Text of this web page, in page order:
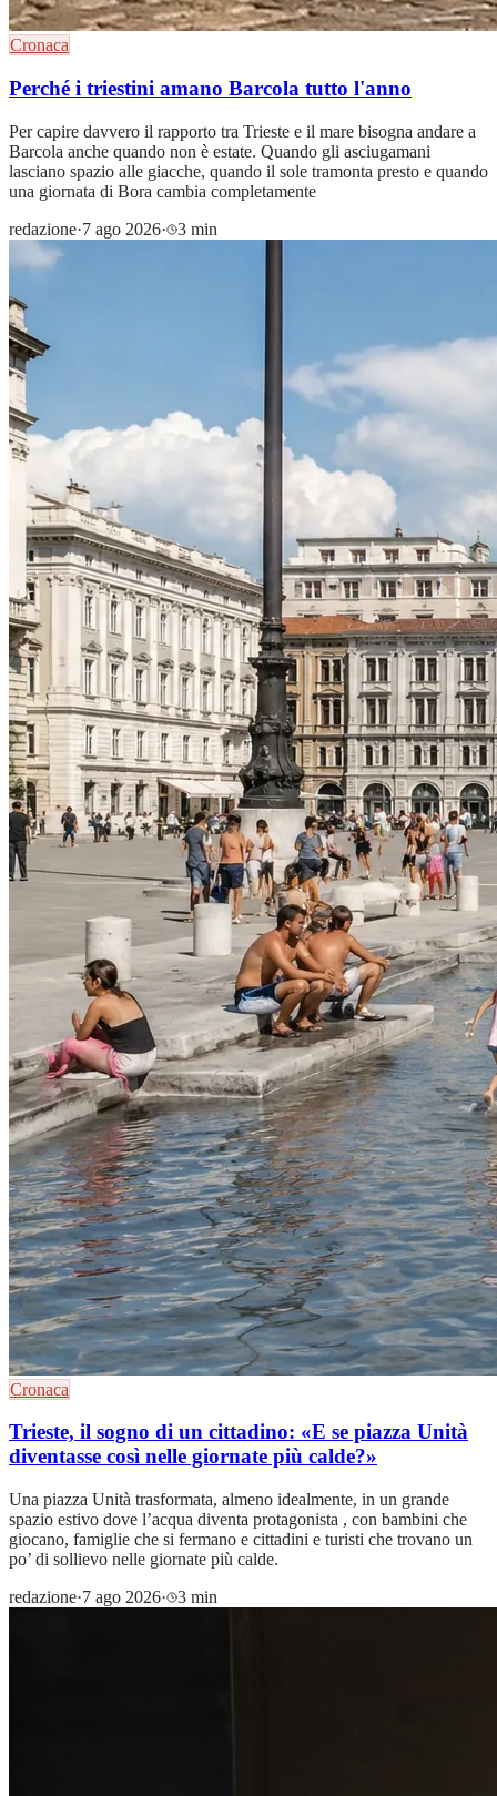
Cronaca
Perché i triestini amano Barcola tutto l'anno
Per capire davvero il rapporto tra Trieste e il mare bisogna andare a
Barcola anche quando non è estate. Quando gli asciugamani
lasciano spazio alle giacche, quando il sole tramonta presto e quando
una giornata di Bora cambia completamente
redazione·7 ago 2026· 3 min
Cronaca
Trieste, il sogno di un cittadino: «E se piazza Unità
diventasse così nelle giornate più calde?»
Una piazza Unità trasformata, almeno idealmente, in un grande
spazio estivo dove l’acqua diventa protagonista , con bambini che
giocano, famiglie che si fermano e cittadini e turisti che trovano un
po’ di sollievo nelle giornate più calde.
redazione·7 ago 2026· 3 min